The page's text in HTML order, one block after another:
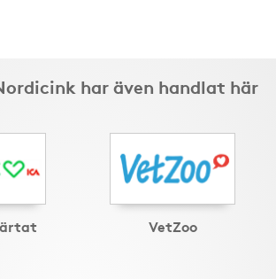
har även handlat här
VetZoo